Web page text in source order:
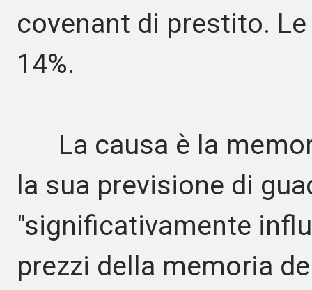
covenant di prestito.
14%.
La causa è la
la sua previsione di
"significativamente
prezzi della memoria